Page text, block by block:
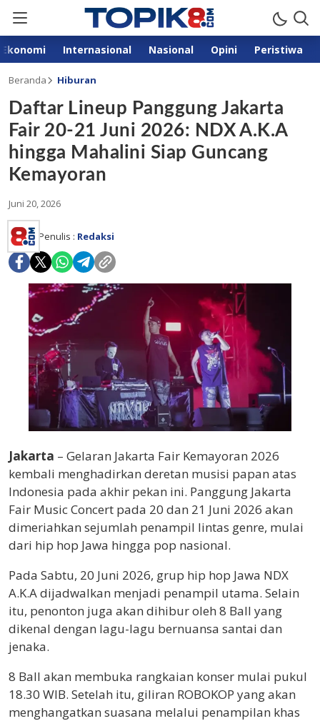
Ekonomi Internasional Nasional Opini Peristiwa
Beranda Hiburan
Daftar Lineup Panggung Jakarta
Fair 20-21 Juni 2026: NDX A.K.A
hingga Mahalini Siap Guncang
Kemayoran
Juni 20, 2026
Penulis : Redaksi
Jakarta – Gelaran Jakarta Fair Kemayoran 2026
kembali menghadirkan deretan musisi papan atas
Indonesia pada akhir pekan ini. Panggung Jakarta
Fair Music Concert pada 20 dan 21 Juni 2026 akan
dimeriahkan sejumlah penampil lintas genre, mulai
dari hip hop Jawa hingga pop nasional.
Pada Sabtu, 20 Juni 2026, grup hip hop Jawa NDX
A.K.A dijadwalkan menjadi penampil utama. Selain
itu, penonton juga akan dihibur oleh 8 Ball yang
dikenal dengan lagu-lagu bernuansa santai dan
jenaka.
8 Ball akan membuka rangkaian konser mulai pukul
18.30 WIB. Setelah itu, giliran ROBOKOP yang akan
menghangatkan suasana melalui penampilan khas